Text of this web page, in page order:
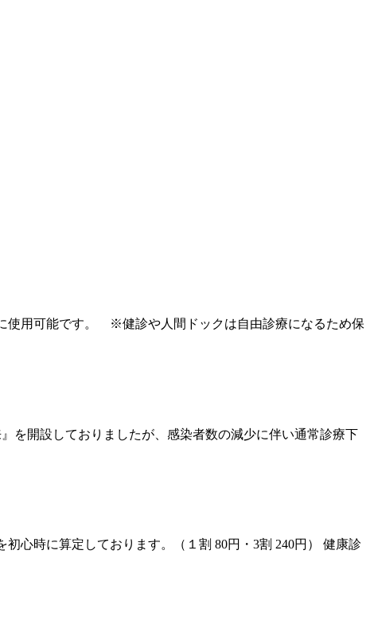
使用可能です。 ※健診や人間ドックは自由診療になるため保
を開設しておりましたが、感染者数の減少に伴い通常診療下
心時に算定しております。（１割 80円・3割 240円） 健康診